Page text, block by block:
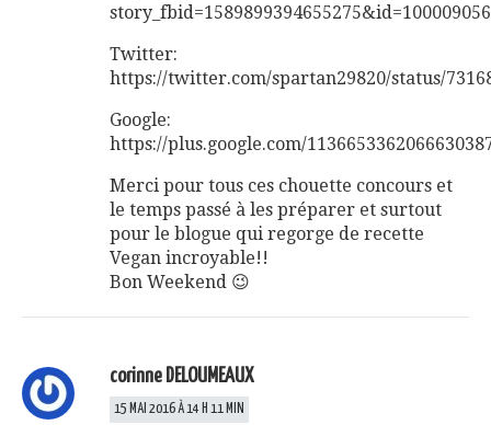
Twitter:
https://twitter.com/spartan29820/status/
Google:
https://plus.google.com/
Merci pour tous ces chouette concours et
le temps passé à les préparer et surtout
pour le blogue qui regorge de recette
Vegan incroyable!!
Bon Weekend 😉
corinne DELOUMEAUX
15 MAI 2016 À 14 H 11 MIN